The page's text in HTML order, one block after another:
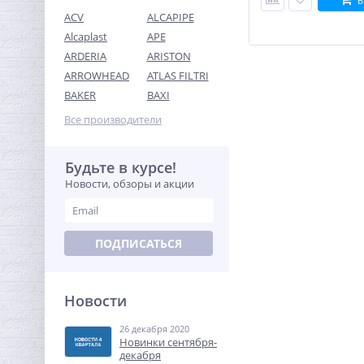
Ниппель редукция 1" x 3/4"
(НР) латунь UNI-FITT
211,52
Клапан
предохранительный 1/2
x3/4х1/4 ROMMER для
ACV
ALCAPIPE
Alcaplast
APE
ARDERIA
ARISTON
ARROWHEAD
ATLAS FILTRI
BAKER
BAXI
Все производители
Будьте в курсе!
Новости, обзоры и акции
ПОДПИСАТЬСЯ
Новости
26 декабря 2020
Новинки сентября-
декабря